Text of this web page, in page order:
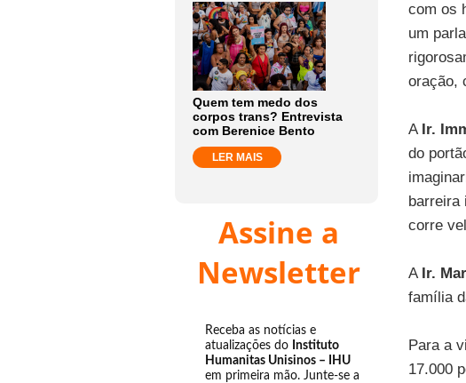
Quem tem medo dos
corpos trans? Entrevista
com Berenice Bento
LER MAIS
Assine a
Newsletter
Receba as notícias e
atualizações do Instituto
Humanitas Unisinos – IHU
em primeira mão. Junte-se a
com os
um
oração,
A Ir.
do
barreira
corre
A Ir.
família
Para a
17.000